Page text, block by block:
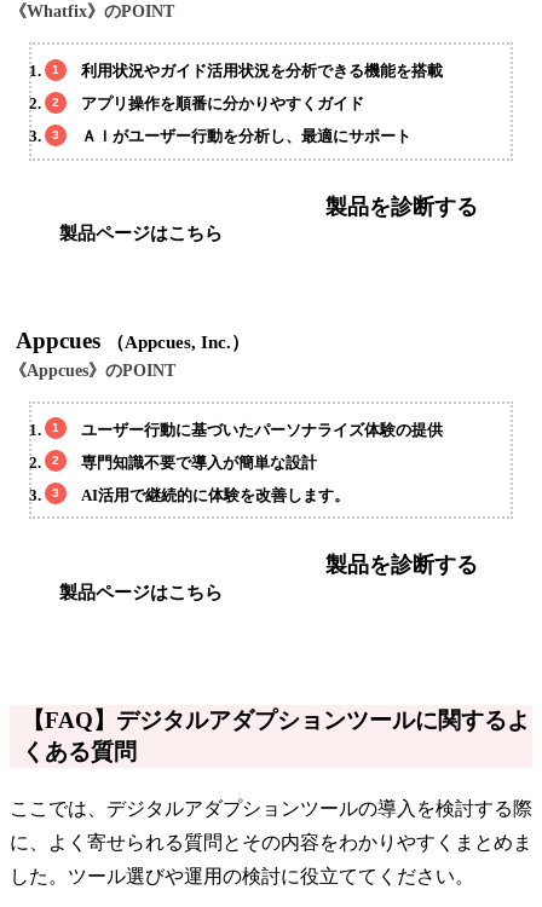
《Whatfix》のPOINT
利用状況やガイド活用状況を分析できる機能を搭載
アプリ操作を順番に分かりやすくガイド
ＡＩがユーザー行動を分析し、最適にサポート
製品ページはこちら
製品を診断する
Appcues （Appcues, Inc.）
《Appcues》のPOINT
ユーザー行動に基づいたパーソナライズ体験の提供
専門知識不要で導入が簡単な設計
AI活用で継続的に体験を改善します。
製品ページはこちら
製品を診断する
【FAQ】デジタルアダプションツールに関するよ
くある質問
ここでは、デジタルアダプションツールの導入を検討する際
に、よく寄せられる質問とその内容をわかりやすくまとめま
した。ツール選びや運用の検討に役立ててください。